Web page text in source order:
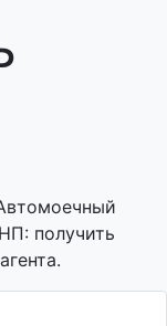
получить